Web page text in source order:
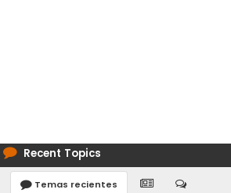
Recent Topics
Temas recientes